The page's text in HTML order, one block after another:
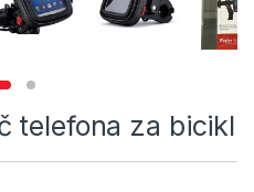
telefona za bicikl